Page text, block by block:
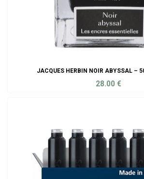
JACQUES HERBIN NOIR ABYSSAL –
28.00 €